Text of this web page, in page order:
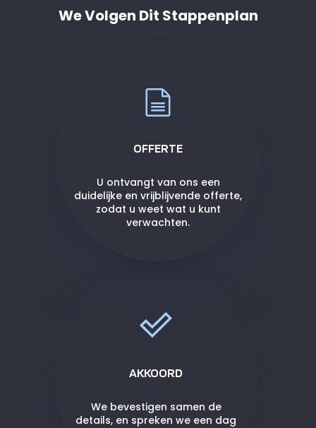
We Volgen Dit Stappenplan
OFFERTE
U ontvangt van ons een
duidelijke en vrijblijvende offerte,
zodat u weet wat u kunt
verwachten.
AKKOORD
We bevestigen samen de
details, en spreken we een dag